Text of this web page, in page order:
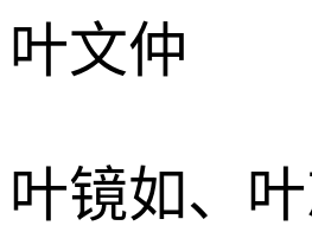
叶文仲
叶镜如、叶